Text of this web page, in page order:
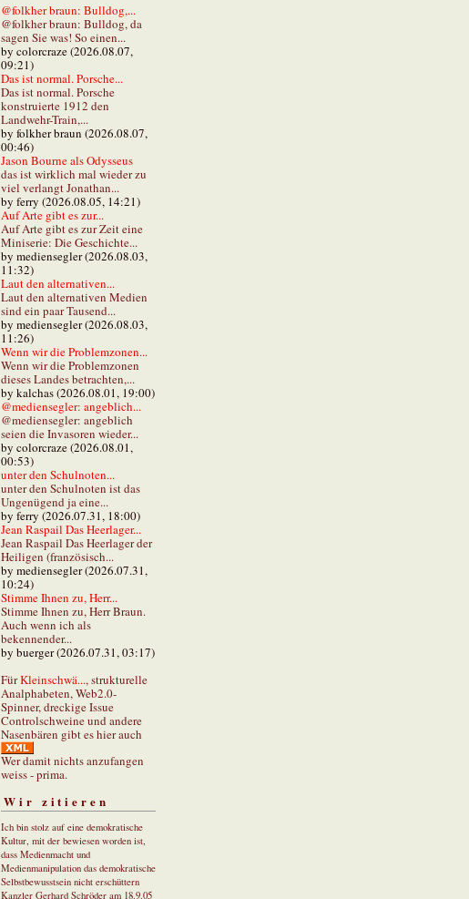
@folkher braun: Bulldog,...
@folkher braun: Bulldog, da
sagen Sie was! So einen...
by colorcraze (2026.08.07,
09:21)
Das ist normal. Porsche...
Das ist normal. Porsche
konstruierte 1912 den
Landwehr-Train,...
by folkher braun (2026.08.07,
00:46)
Jason Bourne als Odysseus
das ist wirklich mal wieder zu
viel verlangt Jonathan...
by ferry (2026.08.05, 14:21)
Auf Arte gibt es zur...
Auf Arte gibt es zur Zeit eine
Miniserie: Die Geschichte...
by mediensegler (2026.08.03,
11:32)
Laut den alternativen...
Laut den alternativen Medien
sind ein paar Tausend...
by mediensegler (2026.08.03,
11:26)
Wenn wir die Problemzonen...
Wenn wir die Problemzonen
dieses Landes betrachten,...
by kalchas (2026.08.01, 19:00)
@mediensegler: angeblich...
@mediensegler: angeblich
seien die Invasoren wieder...
by colorcraze (2026.08.01,
00:53)
unter den Schulnoten...
unter den Schulnoten ist das
Ungenügend ja eine...
by ferry (2026.07.31, 18:00)
Jean Raspail Das Heerlager...
Jean Raspail Das Heerlager der
Heiligen (französisch...
by mediensegler (2026.07.31,
10:24)
Stimme Ihnen zu, Herr...
Stimme Ihnen zu, Herr Braun.
Auch wenn ich als
bekennender...
by buerger (2026.07.31, 03:17)
FürKleinschwä..., strukturelle
Analphabeten, Web2.0-
Spinner, dreckige Issue
Controlschweine und andere
Nasenbären gibt es hier auch
Wer damit nichts anzufangen
weiss - prima.
Wir zitieren
Ich bin stolz auf eine demokratische
Kultur, mit der bewiesen worden ist,
dass Medienmacht und
Medienmanipulation das demokratische
Selbstbewusstsein nicht erschüttern
Kanzler Gerhard Schröder am 18.9.05